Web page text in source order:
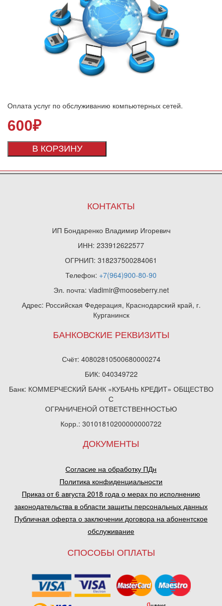
Оплата услуг по обслуживанию компьютерных сетей.
600₽
В КОРЗИНУ
КОНТАКТЫ
ИП Бондаренко Владимир Игоревич
ИНН: 233912622577
ОГРНИП: 318237500284061
Телефон: +7(964)900-80-90
Эл. почта: vladimir@mooseberry.net
Адрес: Российская Федерация, Краснодарский край, г.
Курганинск
БАНКОВСКИЕ РЕКВИЗИТЫ
Счёт: 40802810500680000274
БИК: 040349722
Банк: КОММЕРЧЕСКИЙ БАНК «КУБАНЬ КРЕДИТ» ОБЩЕСТВО
С
ОГРАНИЧЕНОЙ ОТВЕТСТВЕННОСТЬЮ
Корр.: 30101810200000000722
ДОКУМЕНТЫ
Согласие на обработку ПДн
Политика конфиденциальности
Приказ от 6 августа 2018 года о мерах по исполнению
законодательства в области защиты персональных данных
Публичная оферта о заключении договора на абонентское
обслуживание
СПОСОБЫ ОПЛАТЫ